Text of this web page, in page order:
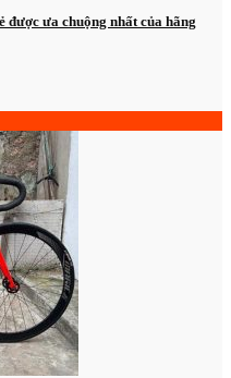
được ưa chuộng nhất của hãng